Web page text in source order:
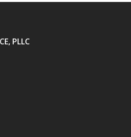
PLLC